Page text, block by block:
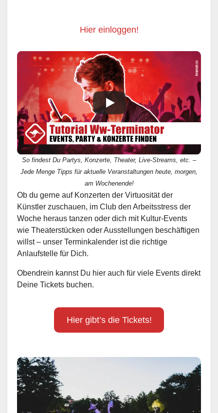
Hier einloggen!
So findest Du Partys, Konzerte, Theater, Live-Streams, etc. –
Jede Menge Tipps für aktuelle Veranstaltungen heute, morgen,
am Wochenende!
Ob du gerne auf Konzerten der Virtuosität der
Künstler zuschauen, im Club den Arbeitsstress der
Woche heraus tanzen oder dich mit Kultur-Events
wie Theaterstücken oder Ausstellungen beschäftigen
willst – unser Terminkalender ist die richtige
Anlaufstelle für Dich.
Obendrein kannst Du hier auch für viele Events direkt
Deine Tickets buchen.
Hier gibt’s die Tickets!